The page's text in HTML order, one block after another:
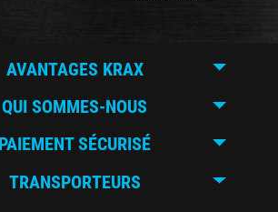
AVANTAGES KRAX
QUI SOMMES-NOUS
PAIEMENT SÉCURISÉ
TRANSPORTEURS